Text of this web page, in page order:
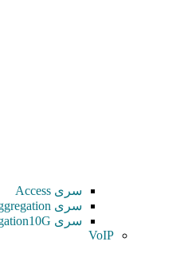
سری Access
سری Aggregation
سری Aggregation10G
VoIP